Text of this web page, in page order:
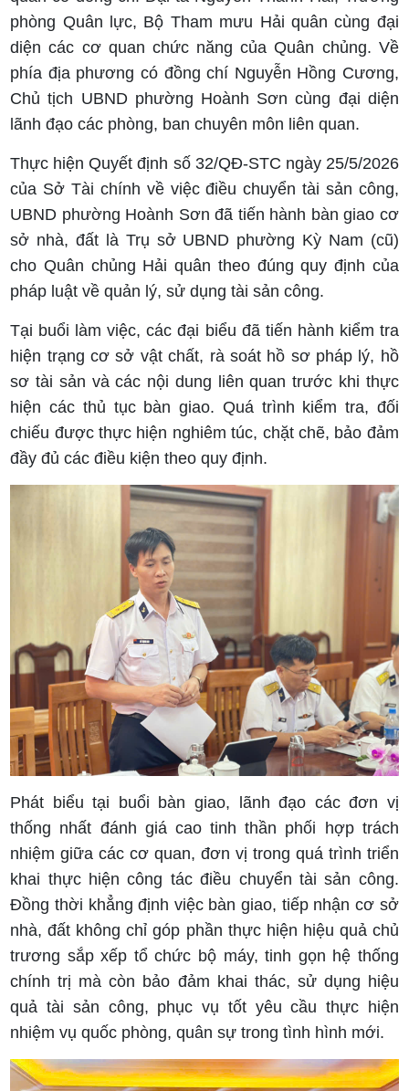
phòng Quân lực, Bộ Tham mưu Hải quân cùng đại
diện các cơ quan chức năng của Quân chủng. Về
phía địa phương có đồng chí Nguyễn Hồng Cương,
Chủ tịch UBND phường Hoành Sơn cùng đại diện
lãnh đạo các phòng, ban chuyên môn liên quan.
Thực hiện Quyết định số 32/QĐ-STC ngày 25/5/2026
của Sở Tài chính về việc điều chuyển tài sản công,
UBND phường Hoành Sơn đã tiến hành bàn giao cơ
sở nhà, đất là Trụ sở UBND phường Kỳ Nam (cũ)
cho Quân chủng Hải quân theo đúng quy định của
pháp luật về quản lý, sử dụng tài sản công.
Tại buổi làm việc, các đại biểu đã tiến hành kiểm tra
hiện trạng cơ sở vật chất, rà soát hồ sơ pháp lý, hồ
sơ tài sản và các nội dung liên quan trước khi thực
hiện các thủ tục bàn giao. Quá trình kiểm tra, đối
chiếu được thực hiện nghiêm túc, chặt chẽ, bảo đảm
đầy đủ các điều kiện theo quy định.
Phát biểu tại buổi bàn giao, lãnh đạo các đơn vị
thống nhất đánh giá cao tinh thần phối hợp trách
nhiệm giữa các cơ quan, đơn vị trong quá trình triển
khai thực hiện công tác điều chuyển tài sản công.
Đồng thời khẳng định việc bàn giao, tiếp nhận cơ sở
nhà, đất không chỉ góp phần thực hiện hiệu quả chủ
trương sắp xếp tổ chức bộ máy, tinh gọn hệ thống
chính trị mà còn bảo đảm khai thác, sử dụng hiệu
quả tài sản công, phục vụ tốt yêu cầu thực hiện
nhiệm vụ quốc phòng, quân sự trong tình hình mới.